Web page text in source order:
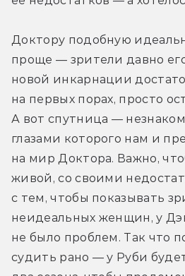
Доктору подобную
проще — зрители давно
новой инкарнации
на первых порах, просто
А вот спутница —
глазами которого нам и
на мир Доктора. Важно,
живой, со своими
с тем, чтобы показывать
неидеальных женщин, у
не было проблем. Так что
судить рано — у Руби